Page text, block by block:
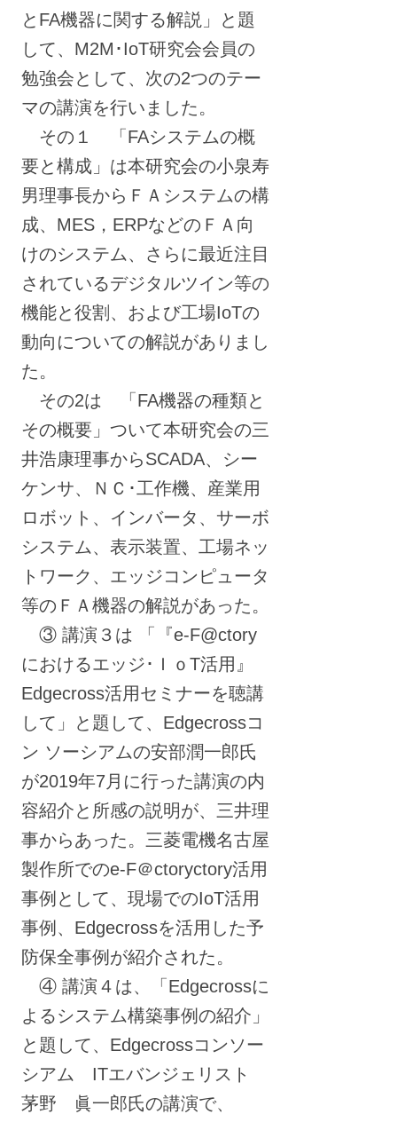
とFA機器に関する解説」と題
して、M2M･IoT研究会会員の
勉強会として、次の2つのテー
マの講演を行いました。
その１ 「FAシステムの概
要と構成」は本研究会の小泉寿
男理事長からＦＡシステムの構
成、MES，ERPなどのＦＡ向
けのシステム、さらに最近注目
されているデジタルツイン等の
機能と役割、および工場IoTの
動向についての解説がありまし
た。
その2は 「FA機器の種類と
その概要」ついて本研究会の三
井浩康理事からSCADA、シー
ケンサ、ＮＣ･工作機、産業用
ロボット、インバータ、サーボ
システム、表示装置、工場ネッ
トワーク、エッジコンピュータ
等のＦＡ機器の解説があった。
③ 講演３は 「『e-F@ctory
におけるエッジ･ＩｏT活用』
Edgecross活用セミナーを聴講
して」と題して、Edgecrossコ
ン ソーシアムの安部潤一郎氏
が2019年7月に行った講演の内
容紹介と所感の説明が、三井理
事からあった。三菱電機名古屋
製作所でのe-F＠ctoryctory活用
事例として、現場でのIoT活用
事例、Edgecrossを活用した予
防保全事例が紹介された。
④ 講演４は、「Edgecrossに
よるシステム構築事例の紹介」
と題して、Edgecrossコンソー
シアム ITエバンジェリスト
茅野 眞一郎氏の講演で、